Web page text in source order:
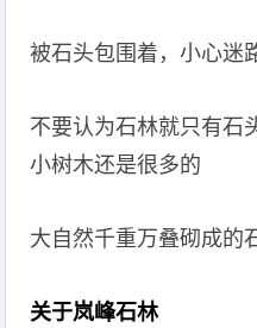
被石头包围着，小心迷
不要认为石林就只有石
小树木还是很多的
大自然千重万叠砌成的
关于岚峰石林